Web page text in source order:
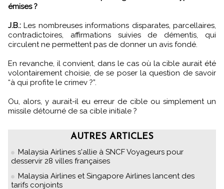
émises ?
J.B.: Les nombreuses informations disparates, parcellaires,
contradictoires, affirmations suivies de démentis, qui
circulent ne permettent pas de donner un avis fondé.
En revanche, il convient, dans le cas où la cible aurait été
volontairement choisie, de se poser la question de savoir
“à qui profite le crimev ?”.
Ou, alors, y aurait-il eu erreur de cible ou simplement un
missile détourné de sa cible initiale ?
AUTRES ARTICLES
Malaysia Airlines s'allie à SNCF Voyageurs pour
desservir 28 villes françaises
Malaysia Airlines et Singapore Airlines lancent des
tarifs conjoints